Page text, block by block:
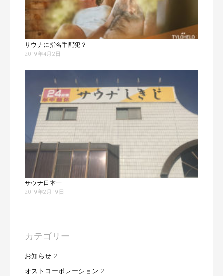
サウナに指名手配犯？
2019年4月2日
サウナ日本一
2019年2月19日
カテゴリー
お知らせ 2
オストコーポレーション 2